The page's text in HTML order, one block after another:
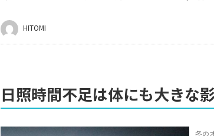
HITOMI
日照時間不足は体にも大き
冬の